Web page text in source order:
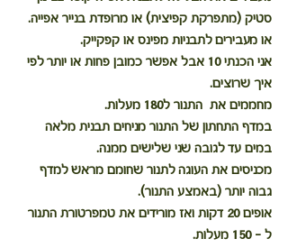
סטיק (מתפרקת קפיצית) או מרופדת בנייר אפייה.
או מעבירים לתבניות מפינס או קפקייק.
אני הכנתי 10 אבל אפשר כמובן פחות או יותר לפי
איך שרוצים.
מחממים את  התנור ל180 מעלות.
במדף התחתון של התנור מניחים תבנית מלאה
במים עד לגובה שני שלישים ממנה.
מכניסים את העוגה לתנור שחומם מראש למדף
גבוה יותר (באמצע התנור).
אופים 20 דקות ואז מורידים את טמפרטורת התנור
ל - 150 מעלות.